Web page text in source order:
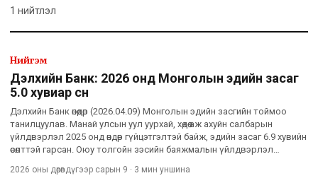
1 нийтлэл
Нийгэм
Дэлхийн Банк: 2026 онд Монголын эдийн засаг
5.0 хувиар өснө
Дэлхийн Банк өнөөдөр (2026.04.09) Монголын эдийн засгийн тоймоо
танилцуулав. Манай улсын уул уурхай, хөдөө аж ахуйн салбарын
үйлдвэрлэл 2025 онд өндөр гүйцэтгэлтэй байж, эдийн засаг 6.9 хувийн
өсөлттэй гарсан. Оюу толгойн зэсийн баяжмалын үйлдвэрлэл
2026 оны дөрөвдүгээр сарын 9 · 3 мин уншина